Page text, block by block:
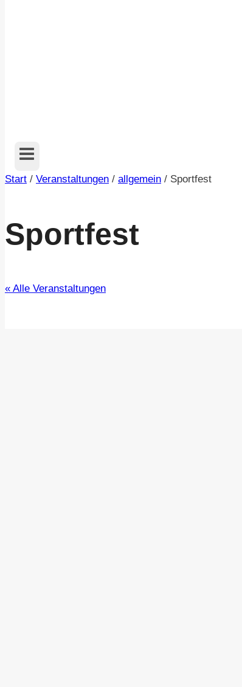
Start / Veranstaltungen / allgemein / Sportfest
Sportfest
« Alle Veranstaltungen